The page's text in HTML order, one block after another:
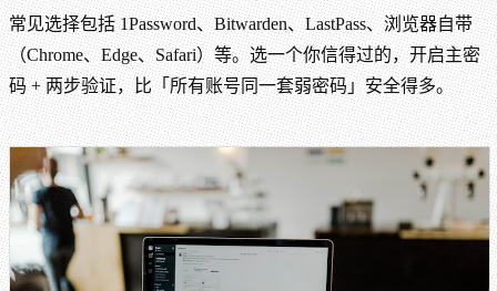
常见选择包括 1Password、Bitwarden、LastPass、浏览器自带
（Chrome、Edge、Safari）等。选一个你信得过的，开启主密
码 + 两步验证，比「所有账号同一套弱密码」安全得多。